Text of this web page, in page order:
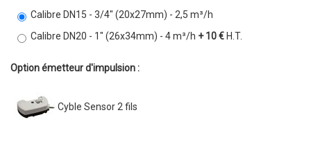
Calibre DN15 - 3/4" (20x27mm) - 2,5 m³/h
Calibre DN20 - 1" (26x34mm) - 4 m³/h + 10 € H.T.
Option émetteur d'impulsion :
Cyble Sensor 2 fils